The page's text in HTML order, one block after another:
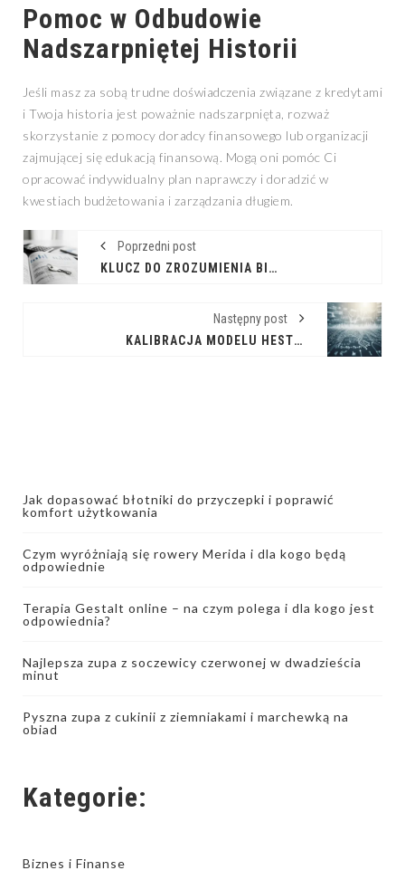
Pomoc w Odbudowie
Nadszarpniętej Historii
Jeśli masz za sobą trudne doświadczenia związane z kredytami
i Twoja historia jest poważnie nadszarpnięta, rozważ
skorzystanie z pomocy doradcy finansowego lub organizacji
zajmującej się edukacją finansową. Mogą oni pomóc Ci
opracować indywidualny plan naprawczy i doradzić w
kwestiach budżetowania i zarządzania długiem.
Poprzedni post
KLUCZ DO ZROZUMIENIA BIZNESU: INTERPRETACJA WSKAŹNIKÓW FINANSOWYCH
Następny post
KALIBRACJA MODELU HESTONA: WYZWANIA I METODY
Jak dopasować błotniki do przyczepki i poprawić
komfort użytkowania
Czym wyróżniają się rowery Merida i dla kogo będą
odpowiednie
Terapia Gestalt online – na czym polega i dla kogo jest
odpowiednia?
Najlepsza zupa z soczewicy czerwonej w dwadzieścia
minut
Pyszna zupa z cukinii z ziemniakami i marchewką na
obiad
Kategorie:
Biznes i Finanse